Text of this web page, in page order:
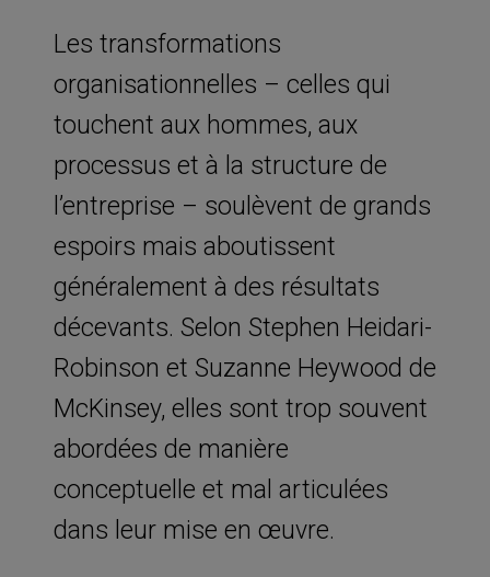
Les transformations
organisationnelles – celles qui
touchent aux hommes, aux
processus et à la structure de
l’entreprise – soulèvent de grands
espoirs mais aboutissent
généralement à des résultats
décevants. Selon Stephen Heidari-
Robinson et Suzanne Heywood de
McKinsey, elles sont trop souvent
abordées de manière
conceptuelle et mal articulées
dans leur mise en œuvre.